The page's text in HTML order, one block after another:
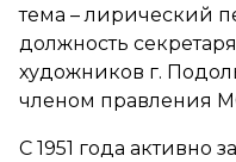
тема – лирический
должность
художников г.
членом правления
С 1951 года активно